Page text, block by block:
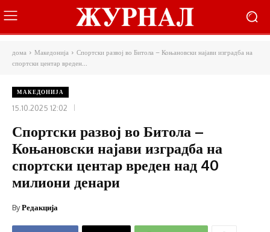
дома Македонија
Спортски развој во Битола – Коњановски најави изградба на
спортски центар вреден...
МАКЕДОНИЈА
15.10.2025 12:02
Спортски развој во Битола –
Коњановски најави изградба на
спортски центар вреден над 40
милиони денари
ByРедакција